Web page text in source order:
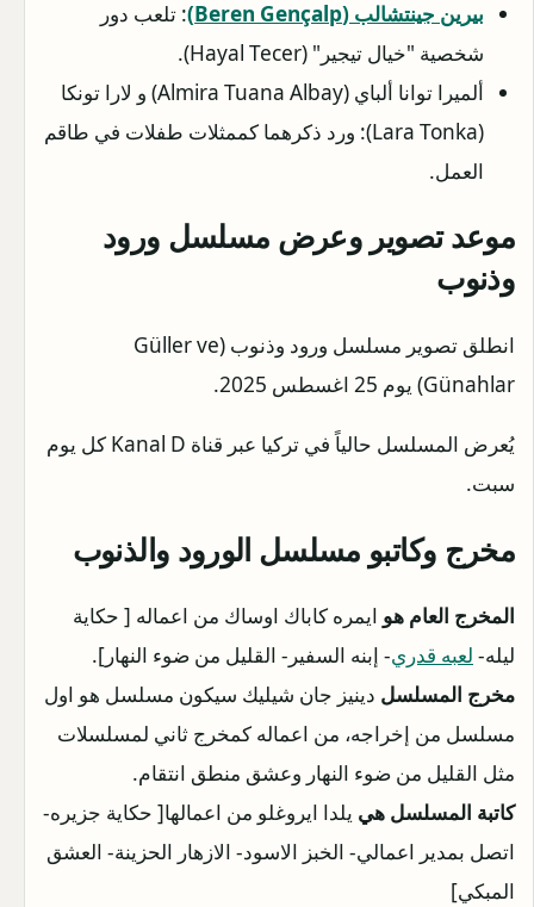
بيرين جينتشالب (Beren Gençalp)
: تلعب دور
شخصية "خيال تيجير" (Hayal Tecer).
ألميرا توانا ألباي (Almira Tuana Albay) و لارا تونكا
(Lara Tonka): ورد ذكرهما كممثلات طفلات في طاقم
العمل.
موعد تصوير وعرض مسلسل ورود
وذنوب
انطلق تصوير مسلسل ورود وذنوب (Güller ve
Günahlar) يوم 25 اغسطس 2025.
يُعرض المسلسل حالياً في تركيا عبر قناة Kanal D كل يوم
سبت.
مخرج وكاتبو مسلسل الورود والذنوب
المخرج العام هو ايمره كاباك اوساك من اعماله [ حكاية
ليله- لعبه قدري- إبنه السفير- القليل من ضوء النهار].
مخرج المسلسل دينيز جان شيليك سيكون مسلسل هو اول
مسلسل من إخراجه، من اعماله كمخرج ثاني لمسلسلات
مثل القليل من ضوء النهار وعشق منطق انتقام.
كاتبة المسلسل هي يلدا ايروغلو من اعمالها[ حكاية جزيره-
اتصل بمدير اعمالي- الخبز الاسود- الازهار الحزينة- العشق
المبكي]